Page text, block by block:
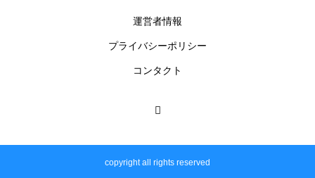
運営者情報
プライバシーポリシー
コンタクト
copyright all rights reserved